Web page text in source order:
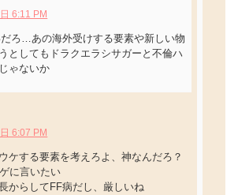
6:11 PM
ろ…あの海外受けする要素や新しい物
としてもドラクエラシサガーと不倫ハ
ゃないか
6:07 PM
ケする要素を考えろよ、神なんだろ？
に言いたい
からしてFF病だし、厳しいね